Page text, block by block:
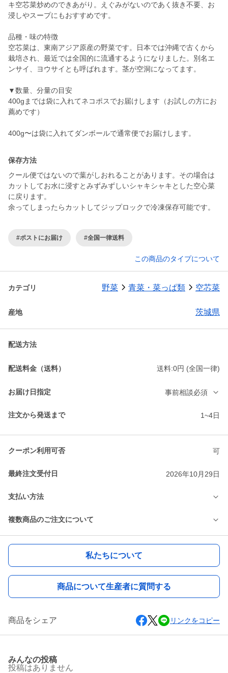
キ空芯菜炒めのできあがり。えぐみがないのであく抜き不要、お
浸しやスープにもおすすめです。
品種・味の特徴
空芯菜は、東南アジア原産の野菜です。日本では沖縄で古くから
栽培され、最近では全国的に流通するようになりました。別名エ
ンサイ、ヨウサイとも呼ばれます。茎が空洞になってます。
▼数量、分量の目安
400gまでは袋に入れてネコポスでお届けします（お試しの方にお
薦めです）
400g〜は袋に入れてダンボールで通常便でお届けします。
保存方法
クール便ではないので葉がしおれることがあります。その場合は
カットしてお水に浸すとみずみずしいシャキシャキとした空心菜
に戻ります。
余ってしまったらカットしてジップロックで冷凍保存可能です。
#ポストにお届け #全国一律送料
この商品のタイプについて
カテゴリ 野菜 青菜・菜っぱ類 空芯菜
産地 茨城県
配送方法
配送料金（送料） 送料:0円 (全国一律)
お届け日指定 事前相談必須
注文から発送まで 1~4日
クーポン利用可否 可
最終注文受付日 2026年10月29日
支払い方法
複数商品のご注文について
私たちについて
商品について生産者に質問する
商品をシェア リンクをコピー
みんなの投稿
投稿はありません